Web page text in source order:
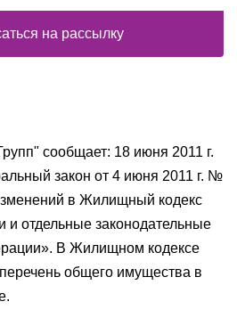
сообщает: 18 июня 2011 г.
закон от 4 июня 2011 г. №
в Жилищный кодекс
и отдельные законодательные
В Жилищном кодексе
общего имущества в
на рассылку